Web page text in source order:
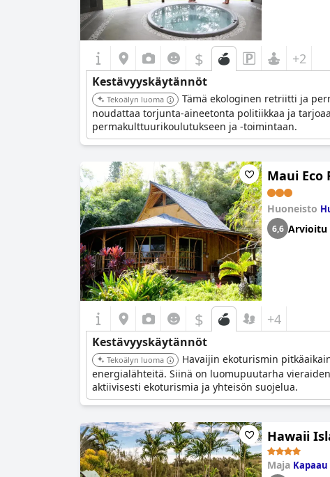
$ +2
Kestävyyskäytännöt
Tekoälyn luoma
Tämä ekologinen retriitti ja
noudattaa torjunta-aineetonta politiikkaa ja
permakulttuurikoulutukseen ja -toimintaan.
Maui Eco
Huoneisto
6,6 Arvioitu
$ +4
Kestävyyskäytännöt
Tekoälyn luoma
Havaijin ekoturismin
energialähteitä. Siinä on luomupuutarha
aktiivisesti ekoturismia ja yhteisön suojelua.
Hawaii
Maja Kapaau